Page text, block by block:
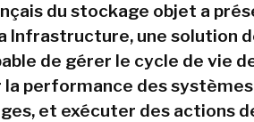
du stockage objet a
Infrastructure, une solution
de gérer le cycle de vie
la performance des
et exécuter des actions